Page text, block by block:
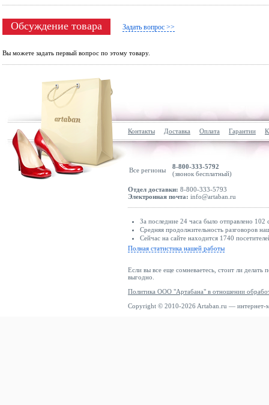
Обсуждение товара Задать вопрос >>
Вы можете задать первый вопрос по этому товару.
Контакты Доставка Оплата Гарантии
Все регионы
8-800-333-5792
(звонок бесплатный)
Отдел доставки: 8-800-333-5793
Электронная почта: info@artaban.ru
За последние 24 часа было отправлено
Средняя продолжительность разговоров
Сейчас на сайте находится 1740
Полная статистика нашей работы
Если вы все еще сомневаетесь, стоит ли делать
выгодно.
Политика ООО "Артабана" в отношении
Copyright © 2010-2026 Artaban.ru — интернет-